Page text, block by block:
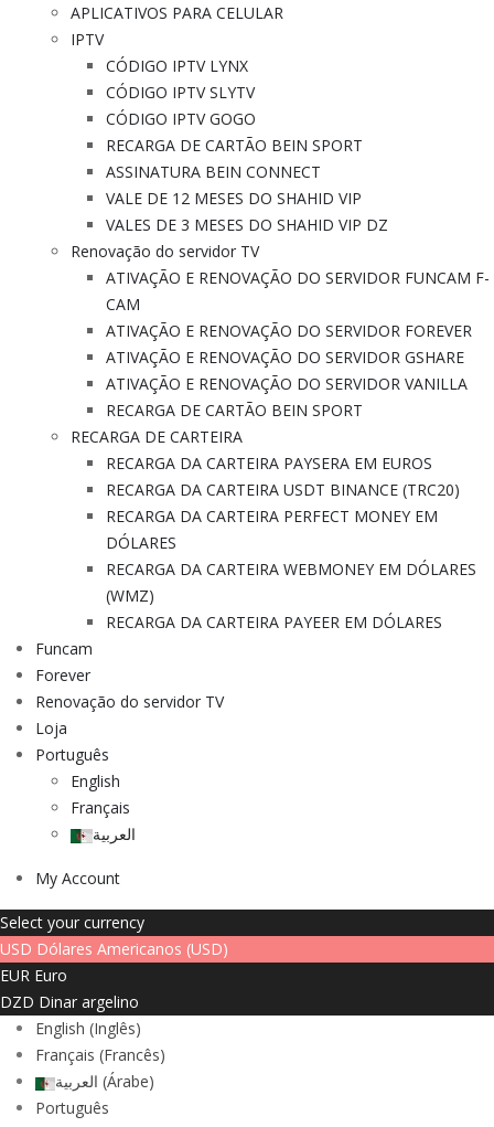
APLICATIVOS PARA CELULAR
IPTV
CÓDIGO IPTV LYNX
CÓDIGO IPTV SLYTV
CÓDIGO IPTV GOGO
RECARGA DE CARTÃO BEIN SPORT
ASSINATURA BEIN CONNECT
VALE DE 12 MESES DO SHAHID VIP
VALES DE 3 MESES DO SHAHID VIP DZ
Renovação do servidor TV
ATIVAÇÃO E RENOVAÇÃO DO SERVIDOR FUNCAM F-
CAM
ATIVAÇÃO E RENOVAÇÃO DO SERVIDOR FOREVER
ATIVAÇÃO E RENOVAÇÃO DO SERVIDOR GSHARE
ATIVAÇÃO E RENOVAÇÃO DO SERVIDOR VANILLA
RECARGA DE CARTÃO BEIN SPORT
RECARGA DE CARTEIRA
RECARGA DA CARTEIRA PAYSERA EM EUROS
RECARGA DA CARTEIRA USDT BINANCE (TRC20)
RECARGA DA CARTEIRA PERFECT MONEY EM
DÓLARES
RECARGA DA CARTEIRA WEBMONEY EM DÓLARES
(WMZ)
RECARGA DA CARTEIRA PAYEER EM DÓLARES
Funcam
Forever
Renovação do servidor TV
Loja
Português
English
Français
العربية
My Account
Select your currency
USD Dólares Americanos (USD)
EUR Euro
DZD Dinar argelino
English (Inglês)
Français (Francês)
العربية (Árabe)
Português